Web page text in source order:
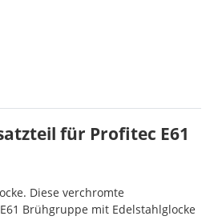
für Profitec E61
Diese verchromte
Brühgruppe mit Edelstahlglocke